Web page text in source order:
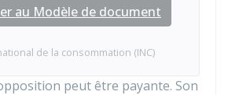
au Modèle de document
de la consommation (INC)
peut être payante. Son